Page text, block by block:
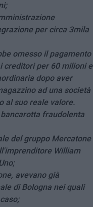
per circa 3mila
omesso il pagamento
creditori per 60 milioni e
dopo aver
ad una società
al suo reale valore.
fraudolenta
del gruppo Mercatone
William
avevano già
di Bologna nei quali